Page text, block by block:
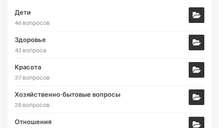
Дети
46 вопросов
Здоровье
43 вопроса
Красота
37 вопросов
Хозяйственно-бытовые вопросы
28 вопросов
Отношения